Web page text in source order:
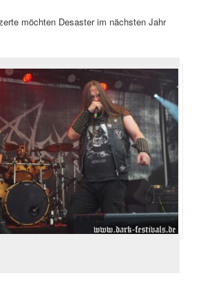
möchten Desaster im nächsten Jahr